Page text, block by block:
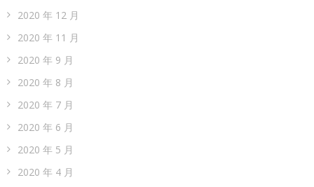
2020 年 12 月
2020 年 11 月
2020 年 9 月
2020 年 8 月
2020 年 7 月
2020 年 6 月
2020 年 5 月
2020 年 4 月